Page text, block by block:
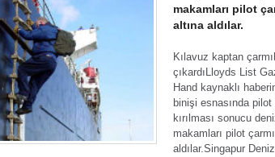
makamları pilot
altına aldılar.
Kılavuz kaptan
çıkardı Lloyds List
Hand kaynaklı
binişi esnasında
kırılması sonucu
makamları pilot
aldılar.Singapur